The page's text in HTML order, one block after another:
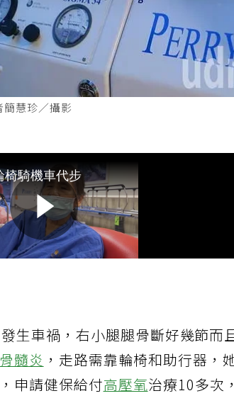
慧珍／攝影
生車禍，右小腿腿骨斷好幾節而
骨髓炎 ，走路需靠輪椅和助行器，
申請健保給付高壓氧治療10多次